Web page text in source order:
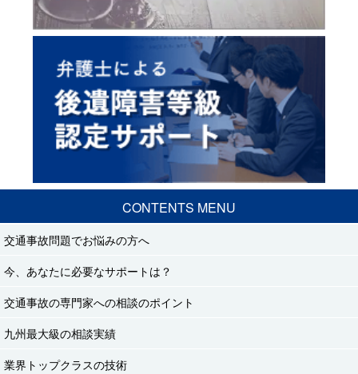
CONTENTS MENU
交通事故問題でお悩みの方へ
今、あなたに必要なサポートは？
交通事故の専門家への相談のポイント
九州最大級の相談実績
業界トップクラスの技術